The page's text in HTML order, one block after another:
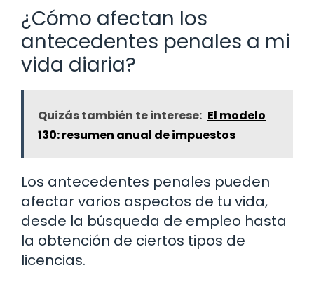
¿Cómo afectan los
antecedentes penales a mi
vida diaria?
Quizás también te interese: El modelo
130: resumen anual de impuestos
Los antecedentes penales pueden
afectar varios aspectos de tu vida,
desde la búsqueda de empleo hasta
la obtención de ciertos tipos de
licencias.